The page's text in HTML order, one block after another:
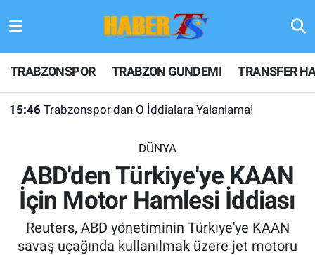
TRABZONSPOR TRABZON GUNDEMI TRANSFER
15:46 Trabzonspor'dan O İddialara Yalanlama!
DÜNYA
ABD'den Türkiye'ye KAAN
İçin Motor Hamlesi İddiası
Reuters, ABD yönetiminin Türkiye'ye KAAN
savaş uçağında kullanılmak üzere jet motoru
TRABZONSPOR
TRABZON GUNDEMI
KULİS MEYDANI
1461 TRABZON
Hava Durumu
Trafik Durumu
Son Dakika Haberleri
Haber Arşivi